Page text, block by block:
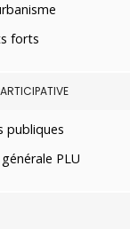
forts
publiques
PLU